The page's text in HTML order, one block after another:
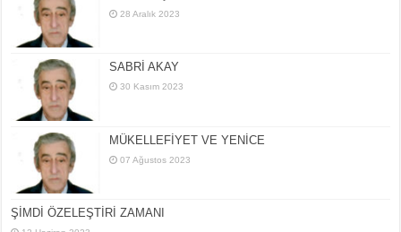
28 Aralık 2023
SABRİ AKAY
30 Kasım 2023
MÜKELLEFİYET VE YENİCE
07 Ağustos 2023
ŞİMDİ ÖZELEŞTİRİ ZAMANI